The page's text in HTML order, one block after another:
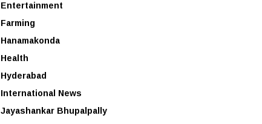
Entertainment
Farming
Hanamakonda
Health
Hyderabad
International News
Jayashankar Bhupalpally